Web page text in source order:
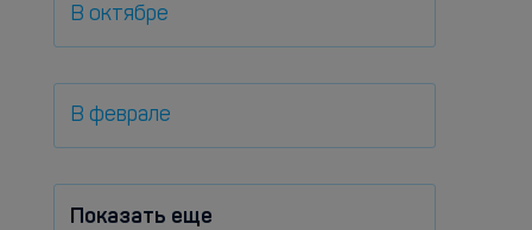
В октябре
В феврале
Показать еще